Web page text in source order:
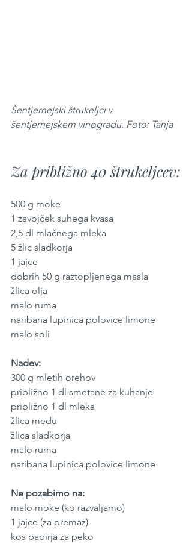
Šentjernejski štrukeljci v
šentjernejskem vinogradu. Foto: Tanja
Za približno 40 štrukeljcev:
500 g moke
1 zavojček suhega kvasa
2,5 dl mlačnega mleka
5 žlic sladkorja
1 jajce
dobrih 50 g raztopljenega masla
žlica olja
malo ruma
naribana lupinica polovice limone
malo soli
Nadev:
300 g mletih orehov
približno 1 dl smetane za kuhanje
približno 1 dl mleka
žlica medu
žlica sladkorja
malo ruma
naribana lupinica polovice limone
Ne pozabimo na:
malo moke (ko razvaljamo)
1 jajce (za premaz)
kos papirja za peko